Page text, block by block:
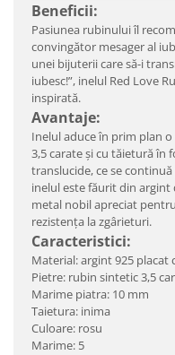
Beneficii:
Pasiunea rubinului îl
convingător mesager al
unei bijuterii care să-i
iubesc!”, inelul Red Love
inspirată.
Avantaje:
Inelul aduce în prim plan
3,5 carate şi cu tăietură în
translucide, ce se
inelul este făurit din argint
metal nobil apreciat
rezistenţa la zgârieturi.
Caracteristici:
Material: argint 925 placat
Pietre: rubin sintetic 3,5
Marime piatra: 10 mm
Taietura: inima
Culoare: rosu
Marime: 5